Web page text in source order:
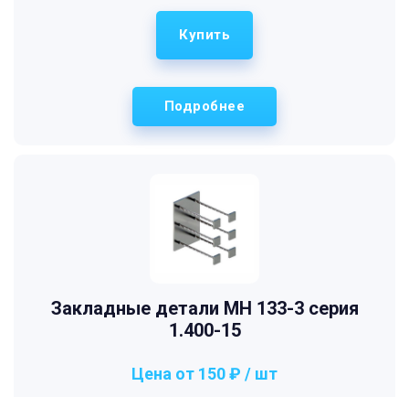
Подробнее
Купить
Закладные детали МН 133-3 серия
1.400-15
Цена от 150 ₽ / шт